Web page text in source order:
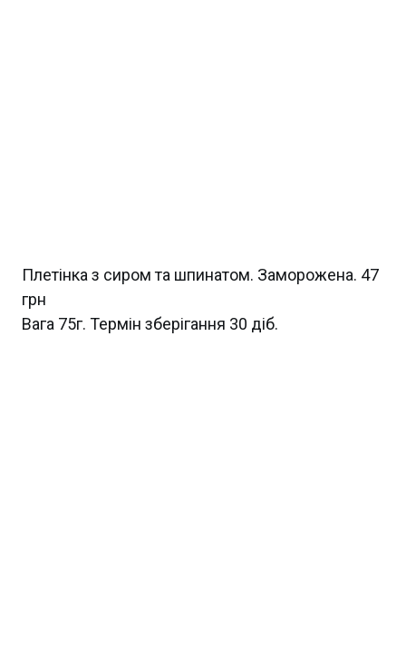
Плетінка з сиром та шпинатом. Заморожена. 47
грн
Вага 75г. Термін зберігання 30 діб.